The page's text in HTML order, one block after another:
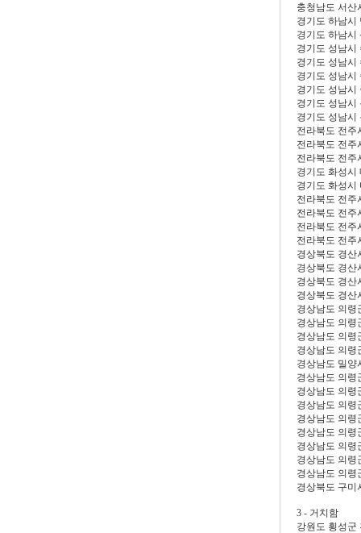
충청남도 서산
경기도 하남시
경기도 하남시
경기도 성남시
경기도 성남시
경기도 성남시
경기도 성남시
경기도 성남시
경기도 성남시
전라북도 전주
전라북도 전주
전라북도 전주
경기도 화성시
경기도 화성시
전라북도 전주
전라북도 전주
전라북도 전주
전라북도 전주
경상북도 경산
경상북도 경산
경상북도 경산
경상북도 경산
경상남도 의령
경상남도 의령
경상남도 의령
경상남도 의령
경상남도 밀양
경상남도 의령
경상남도 의령
경상남도 의령
경상남도 의령
경상남도 의령
경상남도 의령
경상남도 의령
경상남도 의령
경상북도 구미
3 - 거치함
강원도 횡성군